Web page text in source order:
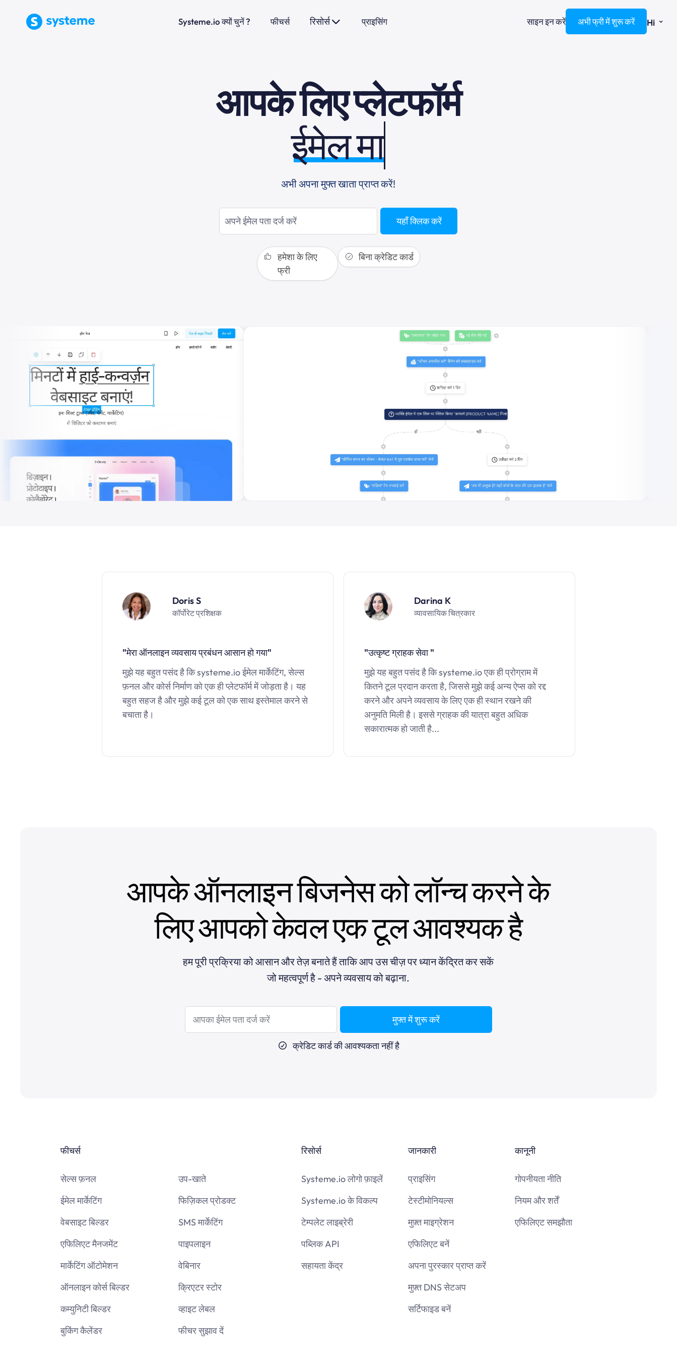
Systeme.io क्यों चुनें ? फीचर्स रिसोर्स प्राइसिंग साइन इन करें अभी फ्री में शुरू करें Hi ⌄
आपके लिए प्लेटफॉर्म
ईमेल मार्केटिं
अभी अपना मुफ्त खाता प्राप्त करें!
यहाँ क्लिक करें
हमेशा के लिए
फ्री
बिना क्रेडिट कार्ड
Doris S
कॉर्पोरेट प्रशिक्षक
"मेरा ऑनलाइन व्यवसाय प्रबंधन आसान हो गया"
मुझे यह बहुत पसंद है कि systeme.io ईमेल मार्केटिंग, सेल्स
फ़नल और कोर्स निर्माण को एक ही प्लेटफॉर्म में जोड़ता है। यह
बहुत सहज है और मुझे कई टूल को एक साथ इस्तेमाल करने से
बचाता है।
Darina K
व्यावसायिक चित्रकार
"उत्कृष्ट ग्राहक सेवा "
मुझे यह बहुत पसंद है कि systeme.io एक ही प्रोग्राम में
कितने टूल प्रदान करता है, जिससे मुझे कई अन्य ऐप्स को रद्द
करने और अपने व्यवसाय के लिए एक ही स्थान रखने की
अनुमति मिली है। इससे ग्राहक की यात्रा बहुत अधिक
सकारात्मक हो जाती है...
आपके ऑनलाइन बिजनेस को लॉन्च करने के
लिए आपको केवल एक टूल आवश्यक है
हम पूरी प्रक्रिया को आसान और तेज़ बनाते हैं ताकि आप उस चीज़ पर ध्यान केंद्रित कर सकें
जो महत्वपूर्ण है - अपने व्यवसाय को बढ़ाना.
मुफ्त में शुरू करें
क्रेडिट कार्ड की आवश्यकता नहीं है
फीचर्स
सेल्स फ़नल
ईमेल मार्केटिंग
वेबसाइट बिल्डर
एफिलिएट मैनजमेंट
मार्केटिंग ऑटोमेशन
ऑनलाइन कोर्स बिल्डर
कम्युनिटी बिल्डर
बुकिंग कैलेंडर
उप-खाते
फिज़िकल प्रोडक्ट
SMS मार्केटिंग
पाइपलाइन
वेबिनार
क्रिएटर स्टोर
व्हाइट लेबल
फीचर सुझाव दें
रिसोर्स
Systeme.io लोगो फ़ाइलें
Systeme.io के विकल्प
टेम्पलेट लाइब्रेरी
पब्लिक API
सहायता केंद्र
जानकारी
प्राइसिंग
टेस्टीमोनियल्स
मुफ़्त माइग्रेशन
एफिलिएट बनें
अपना पुरस्कार प्राप्त करें
मुफ़्त DNS सेटअप
सर्टिफाइड बनें
कानूनी
गोपनीयता नीति
नियम और शर्तें
एफिलिएट समझौता